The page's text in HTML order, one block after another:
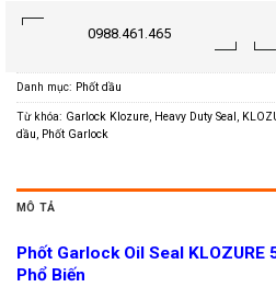
0988.461.465
Danh mục: Phốt dầu
Từ khóa: Garlock Klozure, Heavy Duty Seal,
dầu, Phốt Garlock
MÔ TẢ
Phốt Garlock Oil Seal KLOZURE
Phổ Biến